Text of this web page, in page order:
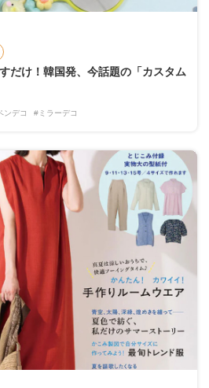
だけ！韓国発、今話題の「カスタム
ンデコ #ミラーデコ